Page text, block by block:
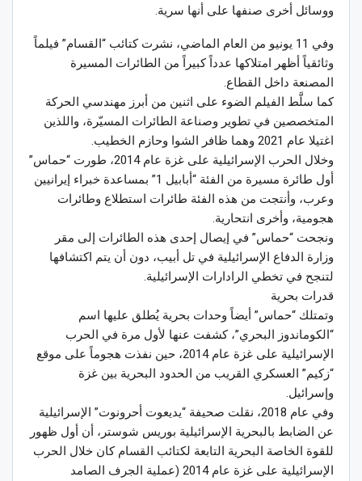
ووسائل أخرى صنفها على أنها سرية.
وفي 11 يونيو من العام الماضي، نشرت كتائب “القسام” فيلماً
وثائقياً أظهر امتلاكها عدداً كبيراً من الطائرات المسيرة
المصنعة داخل القطاع.
كما سلَّط الفيلم الضوء على اثنين من أبرز مهندسي الحركة
المتخصصين في تطوير وصناعة الطائرات المسيّرة، واللذين
اغتيلا عام 2021 وهما ظافر الشوا وحازم الخطيب.
وخلال الحرب الإسرائيلية على غزة عام 2014، طورت “حماس”
أول طائرة مسيرة من الفئة “أبابيل 1” بمساعدة خبراء إيرانيين
وعرب، وأنتجت من هذه الفئة طائرات استطلاع وطائرات
هجومية، وأخرى انتحارية.
ونجحت “حماس” في إيصال إحدى هذه الطائرات إلى مقر
وزارة الدفاع الإسرائيلية في تل أبيب، دون أن يتم اكتشافها
لتنجح في تخطي الرادارات الإسرائيلية.
قدرات بحرية
وتمتلك “حماس” أيضاً وحدات بحرية يُطلق عليها اسم
“الكوماندوز البحري”، كشفت عنها لأول مرة في الحرب
الإسرائيلية على غزة عام 2014، حين نفذت هجوماً على موقع
“زكيم” العسكري القريب من الحدود البحرية بين غزة
وإسرائيل.
وفي عام 2018، نقلت صحيفة “يديعوت أحرونوت” الإسرائيلية
عن الضابط بالبحرية الإسرائيلية بوريس شوستر، أن أول ظهور
للقوة الخاصة البحرية التابعة لكتائب القسام كان خلال الحرب
الإسرائيلية على غزة عام 2014 (عملية الجرف الصامد